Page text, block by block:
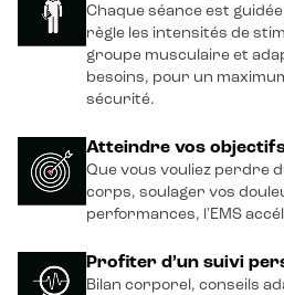
Chaque séance est
règle les intensités de
groupe musculaire et
besoins, pour un
sécurité.
Atteindre vos
Que vous vouliez perdre
corps, soulager vos
performances, l'EMS
Profiter d’un suivi
Bilan corporel, conseils